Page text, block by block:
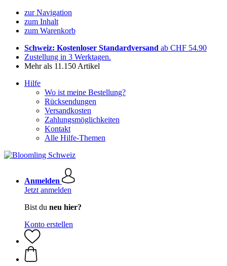
zur Navigation
zum Inhalt
zum Warenkorb
Schweiz: Kostenloser Standardversand ab CHF 54.90
Zustellung in 3 Werktagen.
Mehr als 11.150 Artikel
Hilfe
Wo ist meine Bestellung?
Rücksendungen
Versandkosten
Zahlungsmöglichkeiten
Kontakt
Alle Hilfe-Themen
Anmelden
Jetzt anmelden
Bist du neu hier?
Konto erstellen